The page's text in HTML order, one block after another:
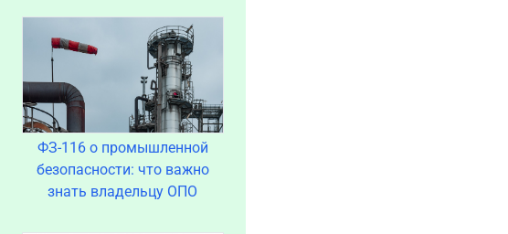
ФЗ-116 о промышленной
безопасности: что важно
знать владельцу ОПО